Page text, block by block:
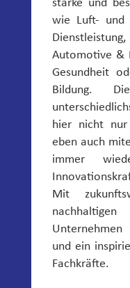
wie Luft- und
Automotive &
Gesundheit
Bildung.
hier nicht nur
eben auch
immer
Mit
und ein
Fachkräfte.